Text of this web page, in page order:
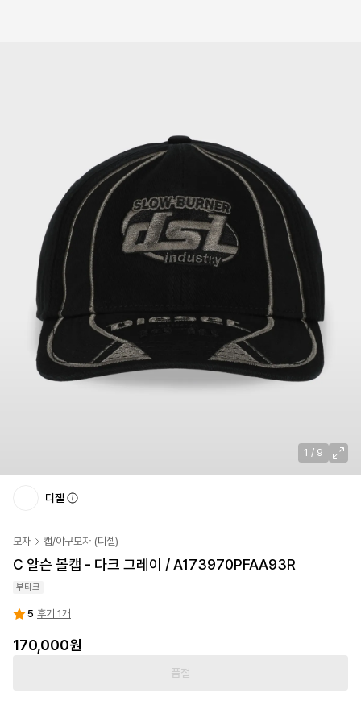
1 / 9
디젤
모자 캡/야구모자 (디젤)
C 알슨 볼캡 - 다크 그레이 / A173970PFAA93R
부티크
5 후기 1개
170,000원
품절